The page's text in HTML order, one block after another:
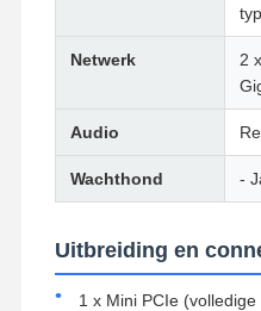
Netwerk
2
Audio
Wachthond -
Uitbreiding en
1 x Mini PCIe